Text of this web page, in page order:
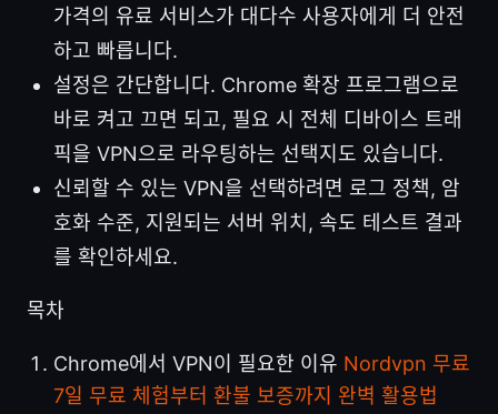
가격의 유료 서비스가 대다수 사용자에게 더 안전
하고 빠릅니다.
설정은 간단합니다. Chrome 확장 프로그램으로
바로 켜고 끄면 되고, 필요 시 전체 디바이스 트래
픽을 VPN으로 라우팅하는 선택지도 있습니다.
신뢰할 수 있는 VPN을 선택하려면 로그 정책, 암
호화 수준, 지원되는 서버 위치, 속도 테스트 결과
를 확인하세요.
목차
Chrome에서 VPN이 필요한 이유 Nordvpn 무료
7일 무료 체험부터 환불 보증까지 완벽 활용법